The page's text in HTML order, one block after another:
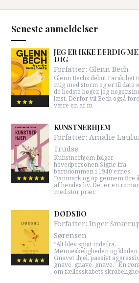
Seneste anmeldelser
JEG ER IKKE FÆRDIG
DIG
Forfatter: Glenn Bech
Glenn Bechs debut Farskibet
mig med storm og er til dato
de bedste bøger, jeg
læst. Derfor vil Bech også
være en af m
KUNSTNERHJEM
Forfatter: Amalie
Trudsø
Kunstnerhjem følger
hovedpersonen Signe fra
barndommen i 1940’ernes
Danmark og op gennem fire
af hendes liv. Det er en
med stor præc
DØDSBO
Forfatter: Inger
Sørensen
”Alt blev spist indefra.
Menneskeligheden og kloden.
Gnavet ihjel, passivt
gnave, gnave, gnave.” En
om fællesskabets